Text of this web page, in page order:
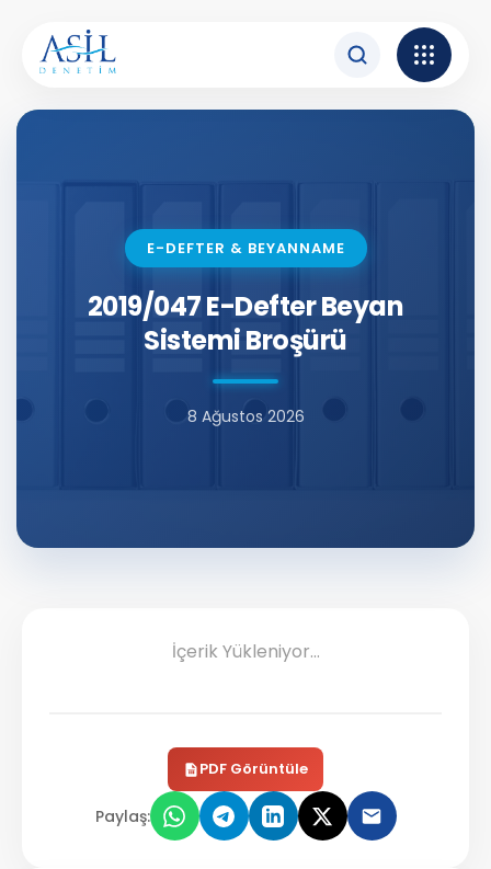
E-DEFTER & BEYANNAME
2019/047 E-Defter Beyan
Sistemi Broşürü
8 Ağustos 2026
İçerik Yükleniyor...
PDF Görüntüle
Paylaş: